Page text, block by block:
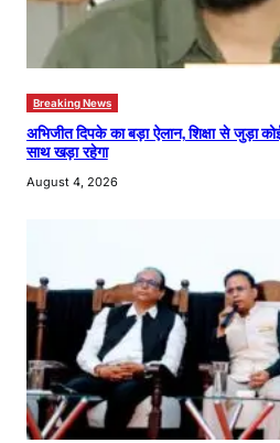
Breaking News
अभिजीत दिपके का बड़ा ऐलान, शिक्षा से जुड़ा
साथ खड़ा रहेगा
August 4, 2026